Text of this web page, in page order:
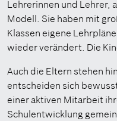
Lehrerinnen und Lehrer,
Modell. Sie haben mit
Klassen eigene
wieder verändert. Die
Auch die Eltern stehen
entscheiden sich
einer aktiven Mitarbeit
Schulentwicklung